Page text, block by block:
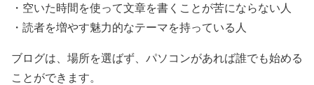
・空いた時間を使って文章を書くことが苦にならない人
・読者を増やす魅力的なテーマを持っている人
ブログは、場所を選ばず、パソコンがあれば誰でも始める
ことができます。